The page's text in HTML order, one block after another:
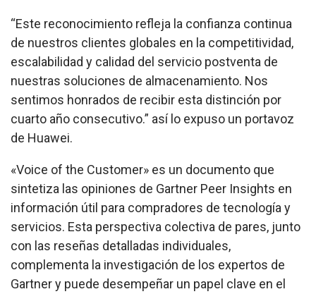
“Este reconocimiento refleja la confianza continua
de nuestros clientes globales en la competitividad,
escalabilidad y calidad del servicio postventa de
nuestras soluciones de almacenamiento. Nos
sentimos honrados de recibir esta distinción por
cuarto año consecutivo.” así lo expuso un portavoz
de Huawei.
«Voice of the Customer» es un documento que
sintetiza las opiniones de Gartner Peer Insights en
información útil para compradores de tecnología y
servicios. Esta perspectiva colectiva de pares, junto
con las reseñas detalladas individuales,
complementa la investigación de los expertos de
Gartner y puede desempeñar un papel clave en el